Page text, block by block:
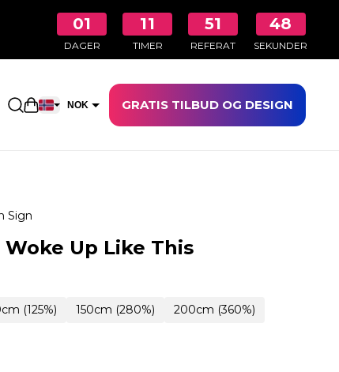
01
DAGER
11
TIMER
51
REFERAT
47
SEKUNDER
Åpne handlekurven
NOK GRATIS TILBUD OG DESIGN
Sign
Woke Up Like This
(125%) 150cm (280%)
200cm (360%)